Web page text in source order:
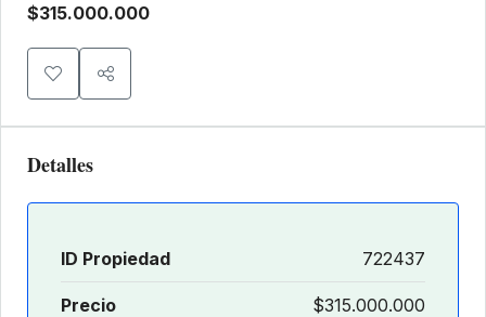
$315.000.000
Detalles
ID Propiedad 722437
Precio $315.000.000